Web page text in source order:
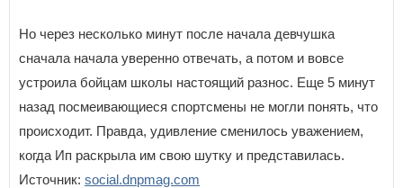
Но через несколько минут после начала девчушка
сначала начала уверенно отвечать, а потом и вовсе
устроила бойцам школы настоящий разнос. Еще 5 минут
назад посмеивающиеся спортсмены не могли понять, что
происходит. Правда, удивление сменилось уважением,
когда Ип раскрыла им свою шутку и представилась.
Источник: social.dnpmag.com